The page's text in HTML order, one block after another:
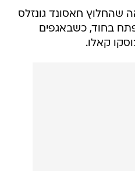
שהחלוץ חאסונד גונזלס
בחוד, כשבאגפים
קאלו.